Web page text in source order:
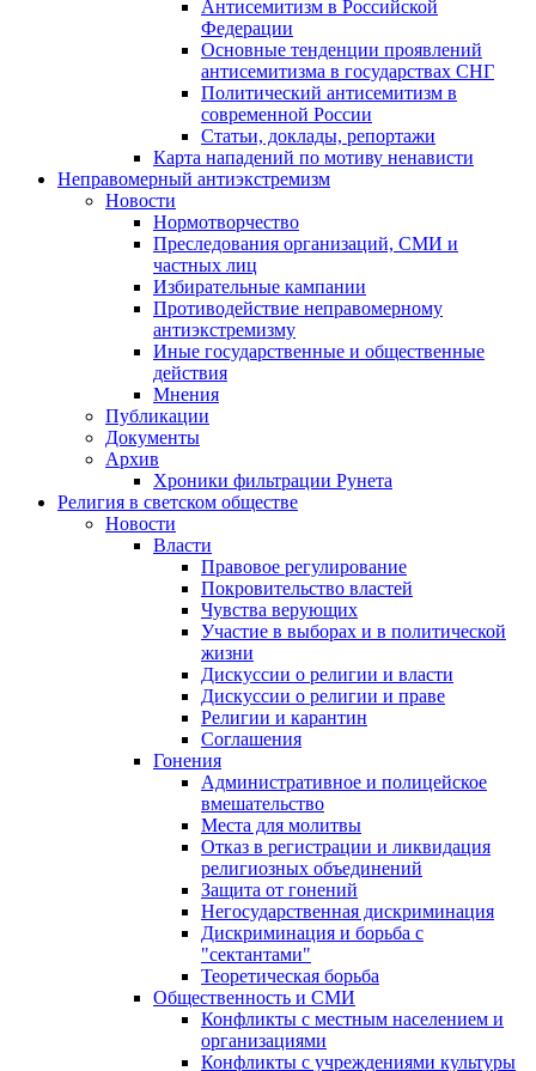
Антисемитизм в Российской
Федерации
Основные тенденции проявлений
антисемитизма в государствах СНГ
Политический антисемитизм в
современной России
Статьи, доклады, репортажи
Карта нападений по мотиву ненависти
Неправомерный антиэкстремизм
Новости
Нормотворчество
Преследования организаций, СМИ и
частных лиц
Избирательные кампании
Противодействие неправомерному
антиэкстремизму
Иные государственные и общественные
действия
Мнения
Публикации
Документы
Архив
Хроники фильтрации Рунета
Религия в светском обществе
Новости
Власти
Правовое регулирование
Покровительство властей
Чувства верующих
Участие в выборах и в политической
жизни
Дискуссии о религии и власти
Дискуссии о религии и праве
Религии и карантин
Соглашения
Гонения
Административное и полицейское
вмешательство
Места для молитвы
Отказ в регистрации и ликвидация
религиозных объединений
Защита от гонений
Негосударственная дискриминация
Дискриминация и борьба с
"сектантами"
Теоретическая борьба
Общественность и СМИ
Конфликты с местным населением и
организациями
Конфликты с учреждениями культуры